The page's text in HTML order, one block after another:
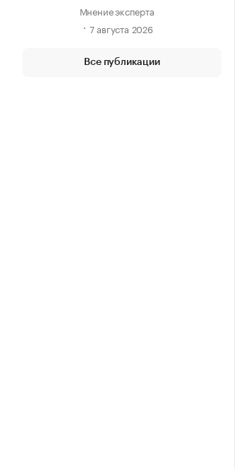
Мнение эксперта
7 августа 2026
Все публикации